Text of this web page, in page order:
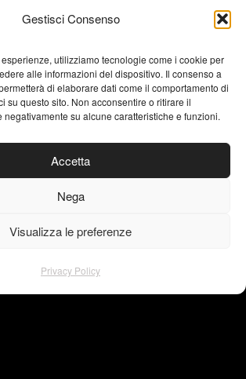
Gestisci Consenso
utilizziamo tecnologie come i cookie per
alle informazioni del dispositivo. Il consenso a
di elaborare dati come il comportamento di
su questo sito. Non acconsentire o ritirare il
su alcune caratteristiche e funzioni.
Accetta
Nega
Visualizza le preferenze
Privacy Policy
Art
grafico
Vecchio, 1